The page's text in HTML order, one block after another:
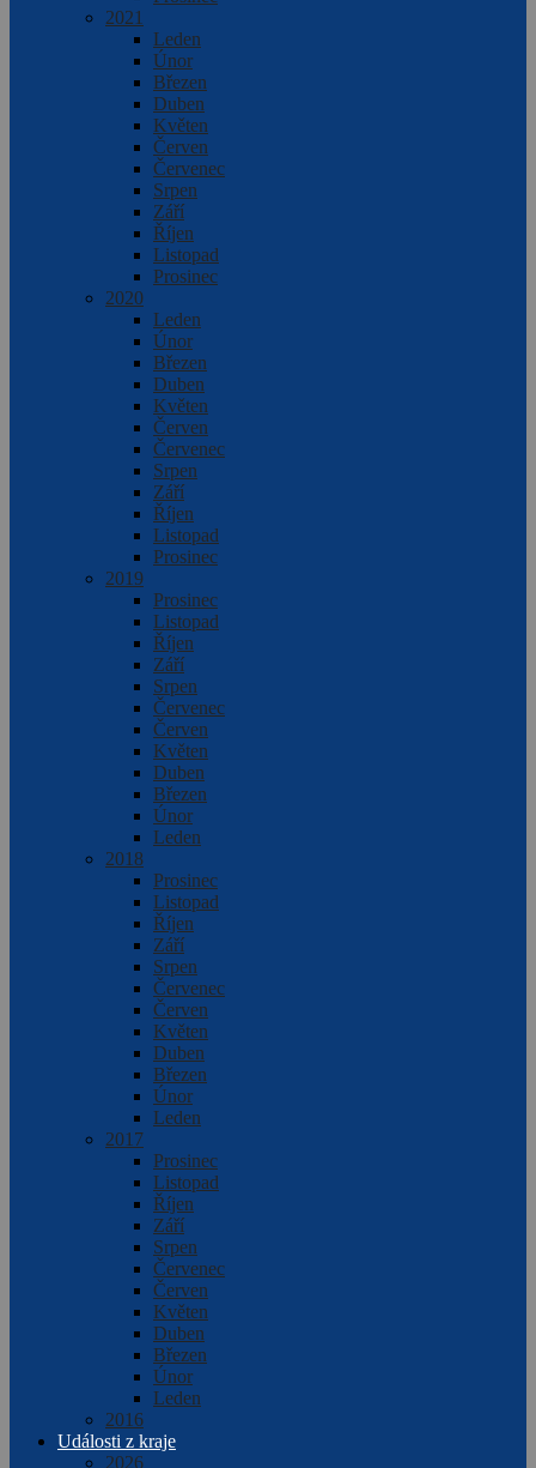
2021
Leden
Únor
Březen
Duben
Květen
Červen
Červenec
Srpen
Září
Říjen
Listopad
Prosinec
2020
Leden
Únor
Březen
Duben
Květen
Červen
Červenec
Srpen
Září
Říjen
Listopad
Prosinec
2019
Prosinec
Listopad
Říjen
Září
Srpen
Červenec
Červen
Květen
Duben
Březen
Únor
Leden
2018
Prosinec
Listopad
Říjen
Září
Srpen
Červenec
Červen
Květen
Duben
Březen
Únor
Leden
2017
Prosinec
Listopad
Říjen
Září
Srpen
Červenec
Červen
Květen
Duben
Březen
Únor
Leden
2016
Události z kraje
2026